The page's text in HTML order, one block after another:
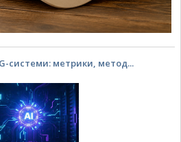
системи: метрики, метод...